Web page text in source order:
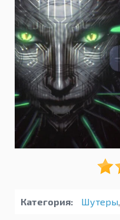
Категория: Шутеры,